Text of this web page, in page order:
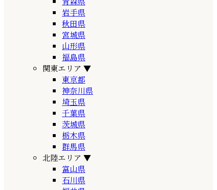
岩手県
秋田県
宮城県
山形県
福島県
関東エリア ▼
東京都
神奈川県
埼玉県
千葉県
茨城県
栃木県
群馬県
北陸エリア ▼
富山県
石川県